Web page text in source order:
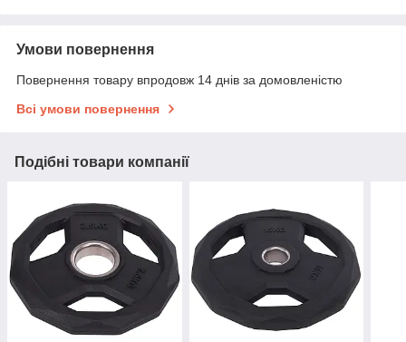
Умови повернення
Повернення товару впродовж 14 днів за домовленістю
Всі умови повернення
Подібні товари компанії